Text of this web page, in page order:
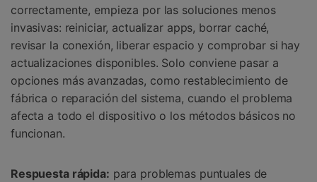
correctamente, empieza por las soluciones menos
invasivas: reiniciar, actualizar apps, borrar caché,
revisar la conexión, liberar espacio y comprobar si hay
actualizaciones disponibles. Solo conviene pasar a
opciones más avanzadas, como restablecimiento de
fábrica o reparación del sistema, cuando el problema
afecta a todo el dispositivo o los métodos básicos no
funcionan.
Respuesta rápida: para problemas puntuales de